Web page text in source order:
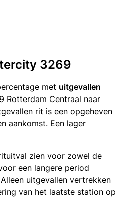
3269
met uitgevallen
Rotterdam Centraal naar
rit is een opgeheven
aankomst. Een lager
zien voor zowel de
een langere period
uitgevallen vertrekken
van het laatste station op